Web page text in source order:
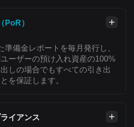
PoR）
準備金レポートを毎月発行し、
ーザーの預け入れ資産の100%
しの場合でもすべての引き出
を保証します。
イアンス